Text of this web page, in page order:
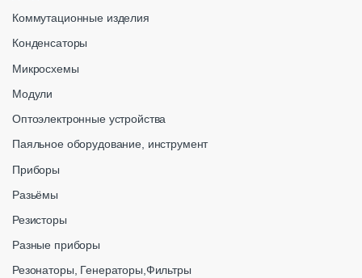
Коммутационные изделия
Конденсаторы
Микросхемы
Модули
Оптоэлектронные устройства
Паяльное оборудование, инструмент
Приборы
Разьёмы
Резисторы
Разные приборы
Резонаторы, Генераторы,Фильтры